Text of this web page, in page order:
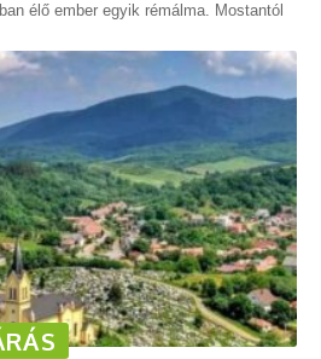
élő ember egyik rémálma. Mostantól